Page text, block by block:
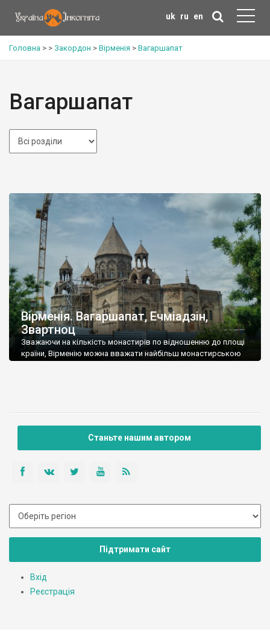
uk ru en
Головна > > Закордон > Вірменія > Вагаршапат
Вагаршапат
Вірменія. Вагаршапат, Ечміадзін,
Звартноц
Зважаючи на кількість монастирів по відношенню до площі
країни, Вірменію можна вважати найбільш монастирською
для справжнього вірменина, монастир, який є оплотом […]
Станьте нашим автором
Підтримати сайт
Вхід
Реєстрація